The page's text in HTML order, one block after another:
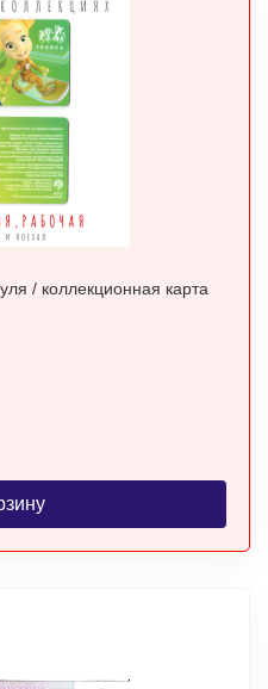
/ коллекционная карта